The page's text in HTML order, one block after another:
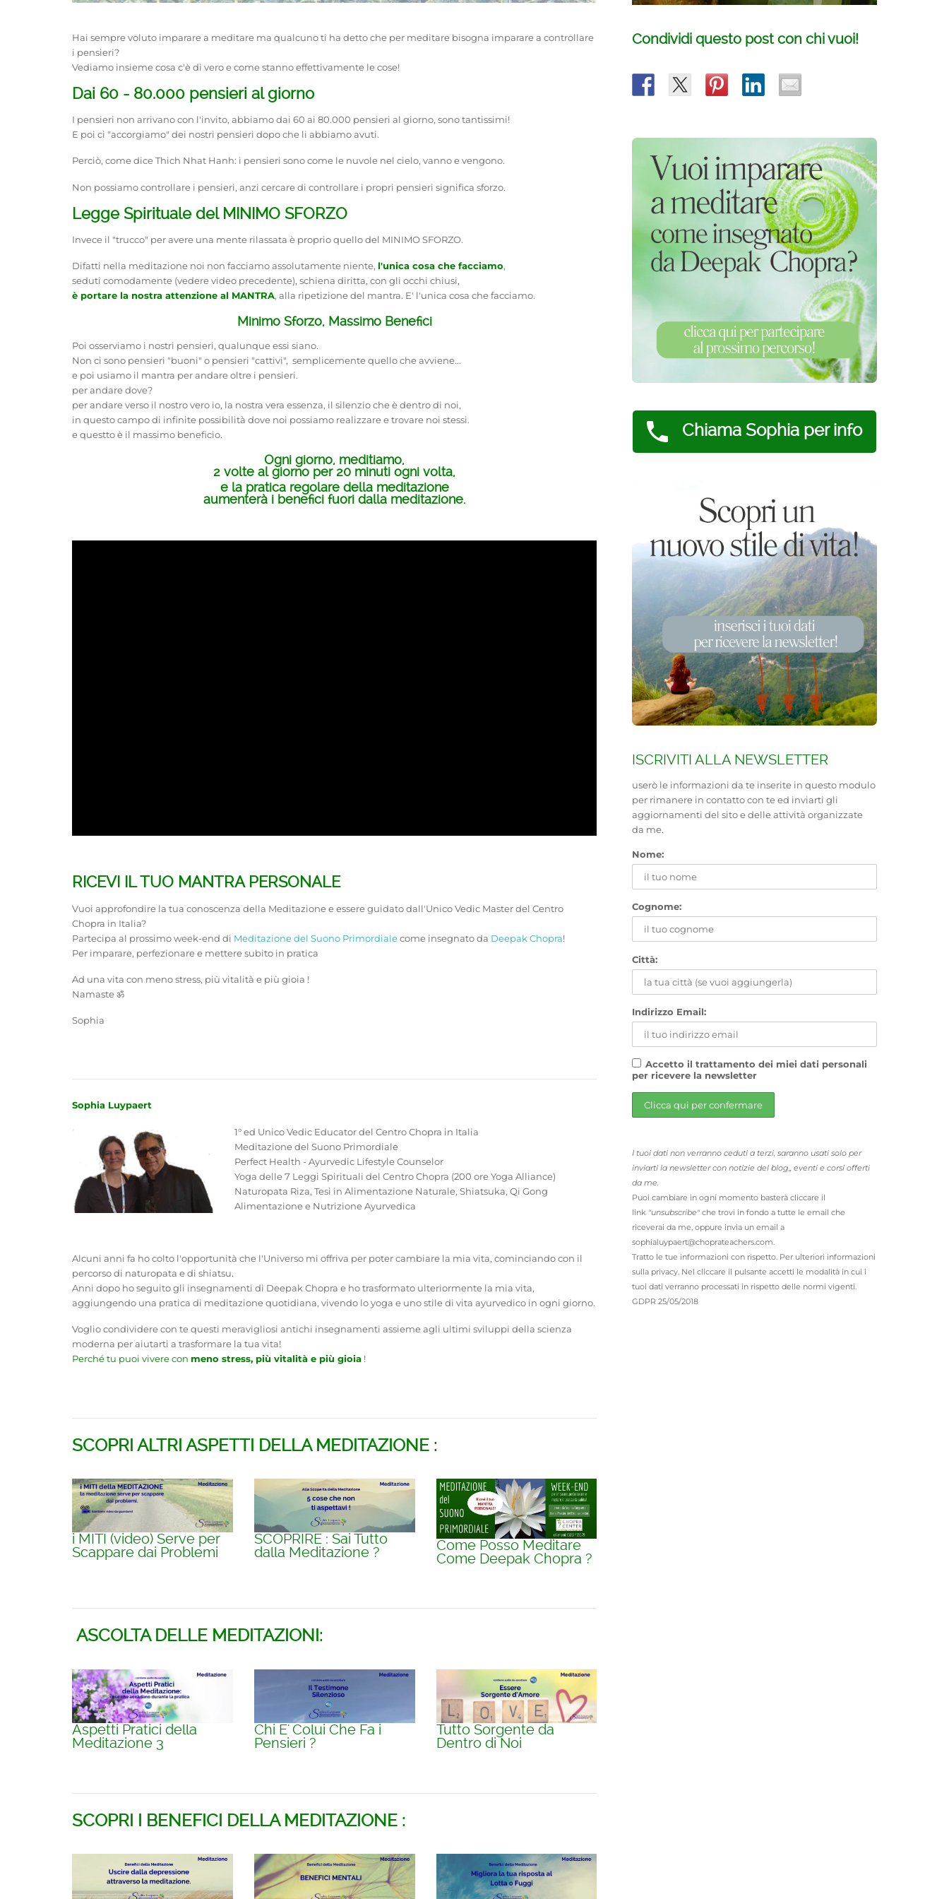
Hai sempre voluto imparare a meditare ma qualcuno ti ha detto che per meditare bisogna imparare a controllare
i pensieri?
Vediamo insieme cosa c'è di vero e come stanno effettivamente le cose!
Dai 60 - 80.000 pensieri al giorno
I pensieri non arrivano con l'invito, abbiamo dai 60 ai 80.000 pensieri al giorno, sono tantissimi!
E poi ci "accorgiamo" dei nostri pensieri dopo che li abbiamo avuti.
Perciò, come dice Thich Nhat Hanh: i pensieri sono come le nuvole nel cielo, vanno e vengono.
Non possiamo controllare i pensieri, anzi cercare di controllare i propri pensieri significa sforzo.
Legge Spirituale del MINIMO SFORZO
Invece il "trucco" per avere una mente rilassata è proprio quello del MINIMO SFORZO.
Difatti nella meditazione noi non facciamo assolutamente niente, l'unica cosa che facciamo,
seduti comodamente (vedere video precedente), schiena diritta, con gli occhi chiusi,
è portare la nostra attenzione al MANTRA, alla ripetizione del mantra. E' l'unica cosa che facciamo.
Minimo Sforzo, Massimo Benefici
Poi osserviamo i nostri pensieri, qualunque essi siano.
Non ci sono pensieri "buoni" o pensieri "cattivi", semplicemente quello che avviene...
e poi usiamo il mantra per andare oltre i pensieri.
per andare dove?
per andare verso il nostro vero io, la nostra vera essenza, il silenzio che è dentro di noi,
in questo campo di infinite possibilità dove noi possiamo realizzare e trovare noi stessi.
e questto è il massimo beneficio.
Ogni giorno, meditiamo,
2 volte al giorno per 20 minuti ogni volta,
e la pratica regolare della meditazione
aumenterà i benefici fuori dalla meditazione.
RICEVI IL TUO MANTRA PERSONALE
Vuoi approfondire la tua conoscenza della Meditazione e essere guidato dall'Unico Vedic Master del Centro
Chopra in Italia?
Partecipa al prossimo week-end di Meditazione del Suono Primordialecome insegnato da Deepak Chopra!
Per imparare, perfezionare e mettere subito in pratica
Ad una vita con meno stress, più vitalità e più gioia !
Namaste ॐ
Sophia
Sophia Luypaert
1° ed Unico Vedic Educator del Centro Chopra in Italia
Meditazione del Suono Primordiale
Perfect Health - Ayurvedic Lifestyle Counselor
Yoga delle 7 Leggi Spirituali del Centro Chopra (200 ore Yoga Alliance)
Naturopata Riza, Tesi in Alimentazione Naturale, Shiatsuka, Qi Gong
Alimentazione e Nutrizione Ayurvedica
Alcuni anni fa ho colto l'opportunità che l'Universo mi offriva per poter cambiare la mia vita, cominciando con il
percorso di naturopata e di shiatsu.
Anni dopo ho seguito gli insegnamenti di Deepak Chopra e ho trasformato ulteriormente la mia vita,
aggiungendo una pratica di meditazione quotidiana, vivendo lo yoga e uno stile di vita ayurvedico in ogni giorno.
Voglio condividere con te questi meravigliosi antichi insegnamenti assieme agli ultimi sviluppi della scienza
moderna per aiutarti a trasformare la tua vita!
Perché tu puoi vivere con meno stress, più vitalità e più gioia !
SCOPRI ALTRI ASPETTI DELLA MEDITAZIONE :
i MITI (video) Serve per
Scappare dai Problemi
SCOPRIRE : Sai Tutto
dalla Meditazione ?
Come Posso Meditare
Come Deepak Chopra ?
ASCOLTA DELLE MEDITAZIONI:
Aspetti Pratici della
Meditazione 3
Chi E' Colui Che Fa i
Pensieri ?
Tutto Sorgente da
Dentro di Noi
SCOPRI I BENEFICI DELLA MEDITAZIONE :
Condividi questo post con chi vuoi!
Chiama Sophia per info
ISCRIVITI ALLA NEWSLETTER
userò le informazioni da te inserite in questo modulo
per rimanere in contatto con te ed inviarti gli
aggiornamenti del sito e delle attività organizzate
da me.
Nome:
Cognome:
Città:
Indirizzo Email:
Accetto il trattamento dei miei dati personali
per ricevere la newsletter
I tuoi dati non verranno ceduti a terzi, saranno usati solo per
inviarti la newsletter con notizie del blog,, eventi e corsi offerti
da me.
Puoi cambiare in ogni momento basterà cliccare il
link "unsubscribe"che trovi in fondo a tutte le email che
riceverai da me, oppure invia un email a
sophialuypaert@choprateachers.com.
Tratto le tue informazioni con rispetto. Per ulteriori informazioni
sulla privacy. Nel cliccare il pulsante accetti le modalità in cui i
tuoi dati verranno processati in rispetto delle normi vigenti.
GDPR 25/05/2018